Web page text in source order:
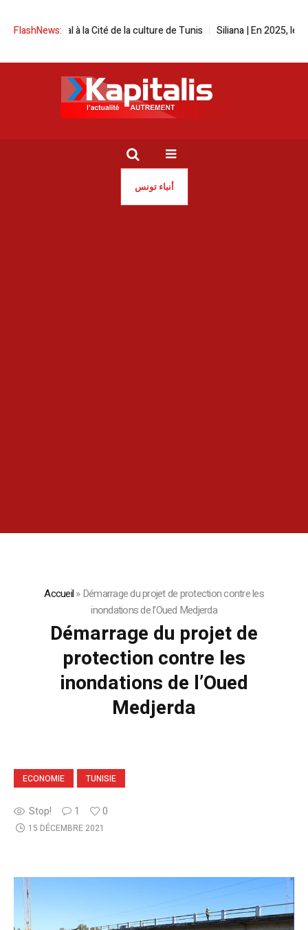
FlashNews:
festival à la Cité de la culture de Tunis Siliana | En 2025, les
أنباء تونس
Accueil»Démarrage du projet de protection contre les
inondations de l’Oued Medjerda
Démarrage du projet de
protection contre les
inondations de l’Oued
Medjerda
ECONOMIE TUNISIE
Stop! 1 0
15 DÉCEMBRE 2021